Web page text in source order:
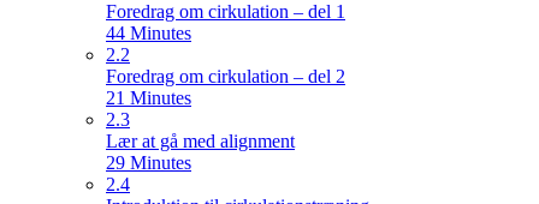
Foredrag om cirkulation – del 1
44 Minutes
2.2
Foredrag om cirkulation – del 2
21 Minutes
2.3
Lær at gå med alignment
29 Minutes
2.4